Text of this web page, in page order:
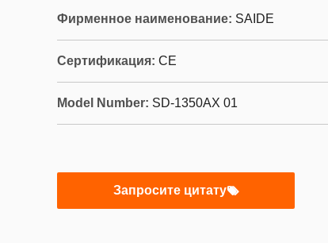
Фирменное наименование: SAIDE
Сертификация: CE
Model Number: SD-1350AX 01
Запросите цитату